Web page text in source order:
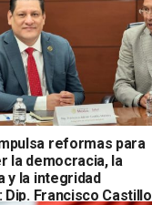
reformas para
la democracia, la
y la integridad
Francisco Castillo